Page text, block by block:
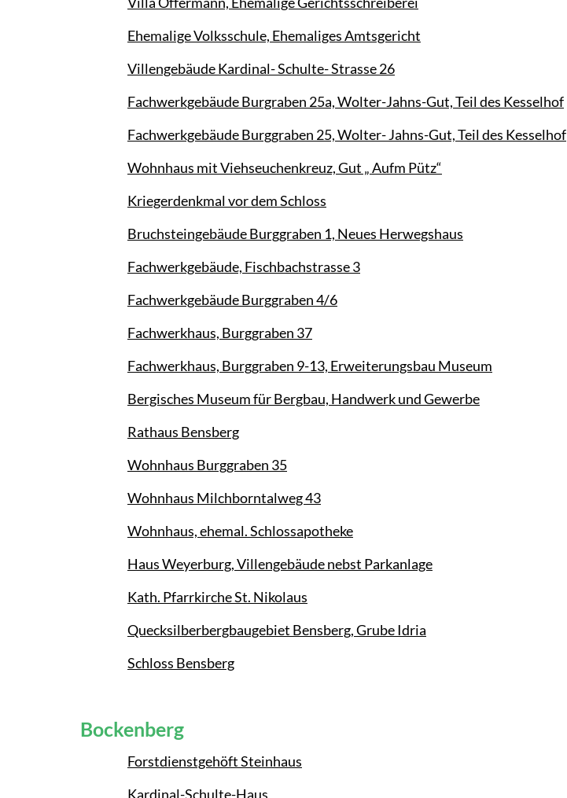
Ehemalige Volksschule, Ehemaliges Amtsgericht
Villengebäude Kardinal- Schulte- Strasse 26
Fachwerkgebäude Burgraben 25a, Wolter-Jahns-Gut, Teil des Kesselhof
Fachwerkgebäude Burggraben 25, Wolter- Jahns-Gut, Teil des Kesselhof
Wohnhaus mit Viehseuchenkreuz, Gut „ Aufm Pütz“
Kriegerdenkmal vor dem Schloss
Bruchsteingebäude Burggraben 1, Neues Herwegshaus
Fachwerkgebäude, Fischbachstrasse 3
Fachwerkgebäude Burggraben 4/6
Fachwerkhaus, Burggraben 37
Fachwerkhaus, Burggraben 9-13, Erweiterungsbau Museum
Bergisches Museum für Bergbau, Handwerk und Gewerbe
Rathaus Bensberg
Wohnhaus Burggraben 35
Wohnhaus Milchborntalweg 43
Wohnhaus, ehemal. Schlossapotheke
Haus Weyerburg, Villengebäude nebst Parkanlage
Kath. Pfarrkirche St. Nikolaus
Quecksilberbergbaugebiet Bensberg, Grube Idria
Schloss Bensberg
Bockenberg
Forstdienstgehöft Steinhaus
Kardinal-Schulte-Haus